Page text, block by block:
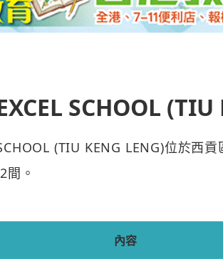
SCHOOL
(TIU KENG LENG)位於西
間。
內容